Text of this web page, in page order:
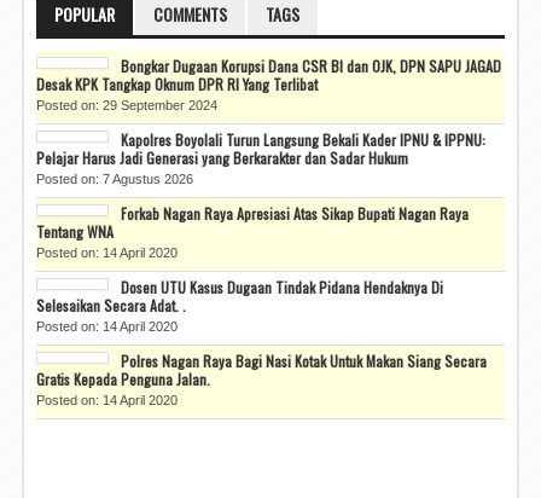
POPULAR COMMENTS TAGS
Bongkar Dugaan Korupsi Dana CSR BI dan OJK, DPN SAPU JAGAD
Desak KPK Tangkap Oknum DPR RI Yang Terlibat
Posted on: 29 September 2024
Kapolres Boyolali Turun Langsung Bekali Kader IPNU & IPPNU:
Pelajar Harus Jadi Generasi yang Berkarakter dan Sadar Hukum
Posted on: 7 Agustus 2026
Forkab Nagan Raya Apresiasi Atas Sikap Bupati Nagan Raya
Tentang WNA
Posted on: 14 April 2020
Dosen UTU Kasus Dugaan Tindak Pidana Hendaknya Di
Selesaikan Secara Adat. .
Posted on: 14 April 2020
Polres Nagan Raya Bagi Nasi Kotak Untuk Makan Siang Secara
Gratis Kepada Penguna Jalan.
Posted on: 14 April 2020